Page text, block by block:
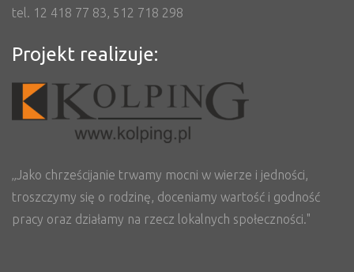
tel. 12 418 77 83, 512 718 298
Projekt realizuje:
„Jako chrześcijanie trwamy mocni w wierze i jedności,
troszczymy się o rodzinę, doceniamy wartość i godność
pracy oraz działamy na rzecz lokalnych społeczności."